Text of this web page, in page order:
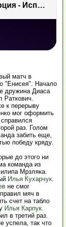
Отборочный матч чемпионата мира по футбол. Турция - Испания. Обзор
матч в
"Енисея". Начало
дружина Диаса
Раткович.
к перерыву
мог оформить
раз. Голом
забить еще,
победу кряду.
до этого ни
команда из
Мрзляка.
Илья Кухарчук.
не смог
мяч в
счет на табло
Илья Карпук.
в третий раз.
успела, так что